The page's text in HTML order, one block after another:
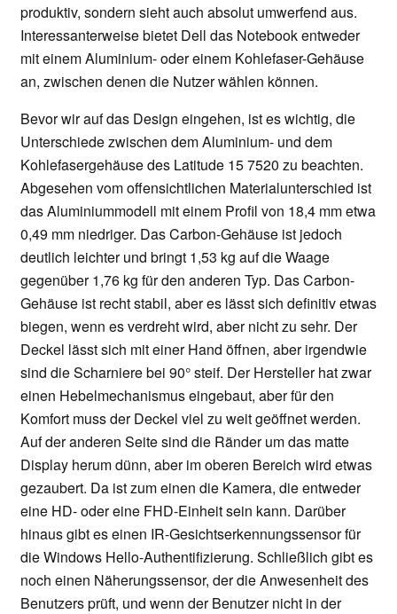
produktiv, sondern sieht auch absolut umwerfend aus.
Interessanterweise bietet Dell das Notebook entweder
mit einem Aluminium- oder einem Kohlefaser-Gehäuse
an, zwischen denen die Nutzer wählen können.
Bevor wir auf das Design eingehen, ist es wichtig, die
Unterschiede zwischen dem Aluminium- und dem
Kohlefasergehäuse des Latitude 15 7520 zu beachten.
Abgesehen vom offensichtlichen Materialunterschied ist
das Aluminiummodell mit einem Profil von 18,4 mm etwa
0,49 mm niedriger. Das Carbon-Gehäuse ist jedoch
deutlich leichter und bringt 1,53 kg auf die Waage
gegenüber 1,76 kg für den anderen Typ. Das Carbon-
Gehäuse ist recht stabil, aber es lässt sich definitiv etwas
biegen, wenn es verdreht wird, aber nicht zu sehr. Der
Deckel lässt sich mit einer Hand öffnen, aber irgendwie
sind die Scharniere bei 90° steif. Der Hersteller hat zwar
einen Hebelmechanismus eingebaut, aber für den
Komfort muss der Deckel viel zu weit geöffnet werden.
Auf der anderen Seite sind die Ränder um das matte
Display herum dünn, aber im oberen Bereich wird etwas
gezaubert. Da ist zum einen die Kamera, die entweder
eine HD- oder eine FHD-Einheit sein kann. Darüber
hinaus gibt es einen IR-Gesichtserkennungssensor für
die Windows Hello-Authentifizierung. Schließlich gibt es
noch einen Näherungssensor, der die Anwesenheit des
Benutzers prüft, und wenn der Benutzer nicht in der